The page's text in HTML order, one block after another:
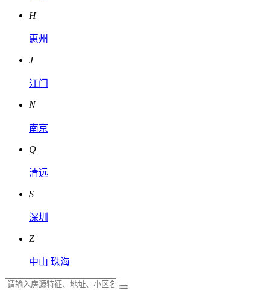
H
惠州
J
江门
N
南京
Q
清远
S
深圳
Z
中山 珠海